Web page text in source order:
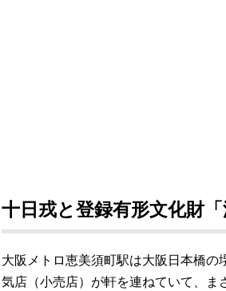
十日戎と登録有形文化財
大阪メトロ恵美須町駅は大阪日本橋
気店（小売店）が軒を連ねていて、